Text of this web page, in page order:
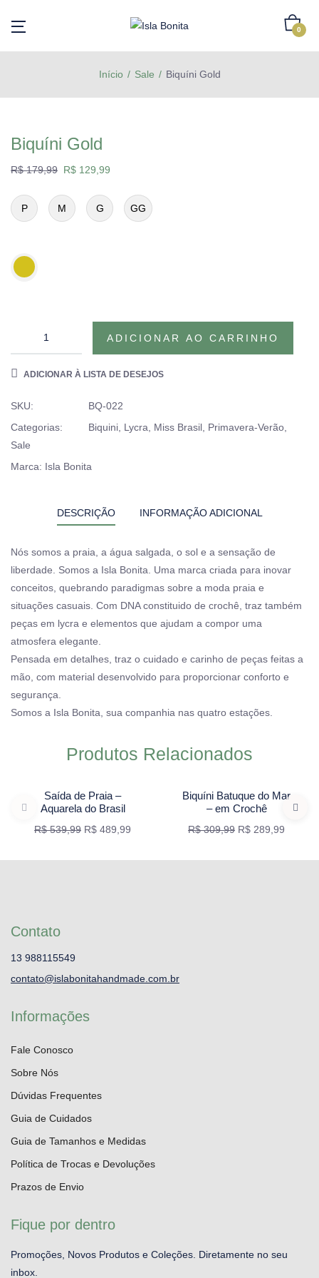
0
Início Sale Biquíni Gold
Biquíni Gold
R$179,99 R$ 129,99
P M G GG
ADICIONAR AO CARRINHO
ADICIONAR À LISTA DE DESEJOS
SKU:
BQ-022
Categorias:
Biquini Lycra Miss Brasil Primavera-Verão
Sale
Marca: Isla Bonita
DESCRIÇÃO INFORMAÇÃO ADICIONAL
Nós somos a praia, a água salgada, o sol e a sensação de
liberdade. Somos a Isla Bonita. Uma marca criada para inovar
conceitos, quebrando paradigmas sobre a moda praia e
situações casuais. Com DNA constituido de crochê, traz também
peças em lycra e elementos que ajudam a compor uma
atmosfera elegante.
Pensada em detalhes, traz o cuidado e carinho de peças feitas a
mão, com material desenvolvido para proporcionar conforto e
segurança.
Somos a Isla Bonita, sua companhia nas quatro estações.
Produtos Relacionados
VER OPÇÕES
Saída de Praia –
Aquarela do Brasil
R$539,99 R$ 489,99
VER OPÇÕES
Biquíni Batuque do Mar
– em Crochê
R$309,99 R$ 289,99
Contato
13 988115549
contato@islabonitahandmade.com.br
Informações
Fale Conosco
Sobre Nós
Dúvidas Frequentes
Guia de Cuidados
Guia de Tamanhos e Medidas
Política de Trocas e Devoluções
Prazos de Envio
Fique por dentro
Promoções, Novos Produtos e Coleções. Diretamente no seu
inbox.